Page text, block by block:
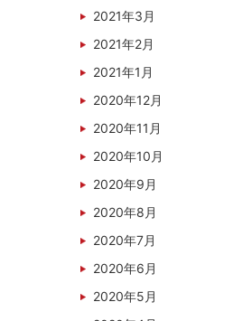
2021年3月
2021年2月
2021年1月
2020年12月
2020年11月
2020年10月
2020年9月
2020年8月
2020年7月
2020年6月
2020年5月